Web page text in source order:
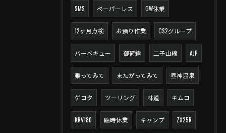
SMS ペーパーレス GW休業
12ヶ月点検 お預り作業 CS2グループ
バーベキュー 御荷鉾 二子山線 AJP
乗ってみて またがってみて 昼神温泉
ゲコタ ツーリング 林道 キムコ
KRV180 臨時休業 キャンプ ZX25R